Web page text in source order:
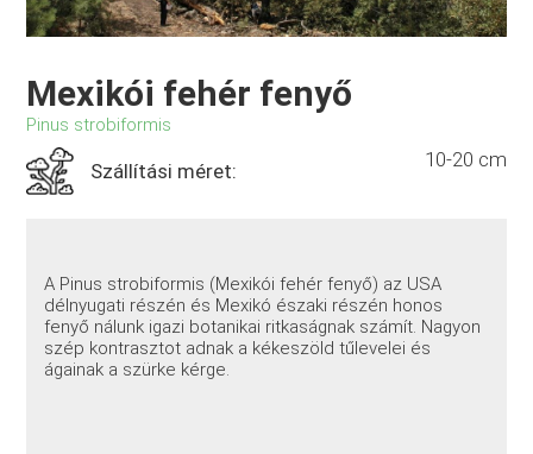
Mexikói fehér fenyő
Pinus strobiformis
Szállítási méret: 10-20 cm
A Pinus strobiformis (Mexikói fehér fenyő) az USA
délnyugati részén és Mexikó északi részén honos
fenyő nálunk igazi botanikai ritkaságnak számít. Nagyon
szép kontrasztot adnak a kékeszöld tűlevelei és
ágainak a szürke kérge.